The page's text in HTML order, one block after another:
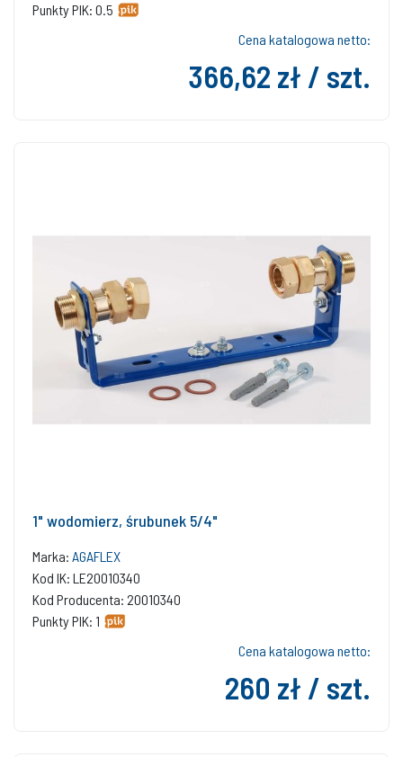
Punkty PIK: 0.5
Cena katalogowa netto:
366,62 zł / szt.
1" wodomierz, śrubunek 5/4"
Marka: AGAFLEX
Kod IK: LE20010340
Kod Producenta: 20010340
Punkty PIK: 1
Cena katalogowa netto:
260 zł / szt.